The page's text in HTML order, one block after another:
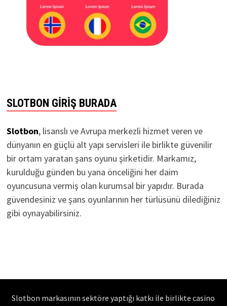
SLOTBON GIRIŞ BURADA
Slotbon, lisanslı ve Avrupa merkezli hizmet veren ve
dünyanın en güçlü alt yapı servisleri ile birlikte güvenilir
bir ortam yaratan şans oyunu şirketidir. Markamız,
kurulduğu günden bu yana önceliğini her daim
oyuncusuna vermiş olan kurumsal bir yapıdır. Burada
güvendesiniz ve şans oyunlarının her türlüsünü dilediğiniz
gibi oynayabilirsiniz.
Slotbon markasının sektöre yaptığı katkı ile birlikte casino